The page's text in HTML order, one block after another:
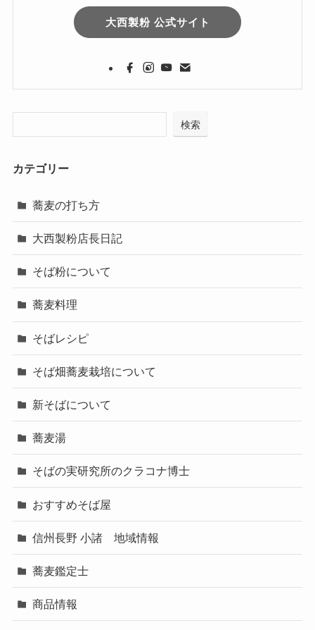
大西製粉 公式サイト
検索
カテゴリー
蕎麦の打ち方
大西製粉店長日記
そば粉について
蕎麦料理
そばレシピ
そば畑蕎麦栽培について
新そばについて
蕎麦湯
そばの実研究所のクラコナ博士
おすすめそば屋
信州長野 小諸 地域情報
蕎麦鑑定士
商品情報